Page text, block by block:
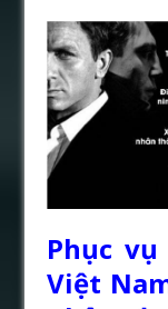
Phục
Việt